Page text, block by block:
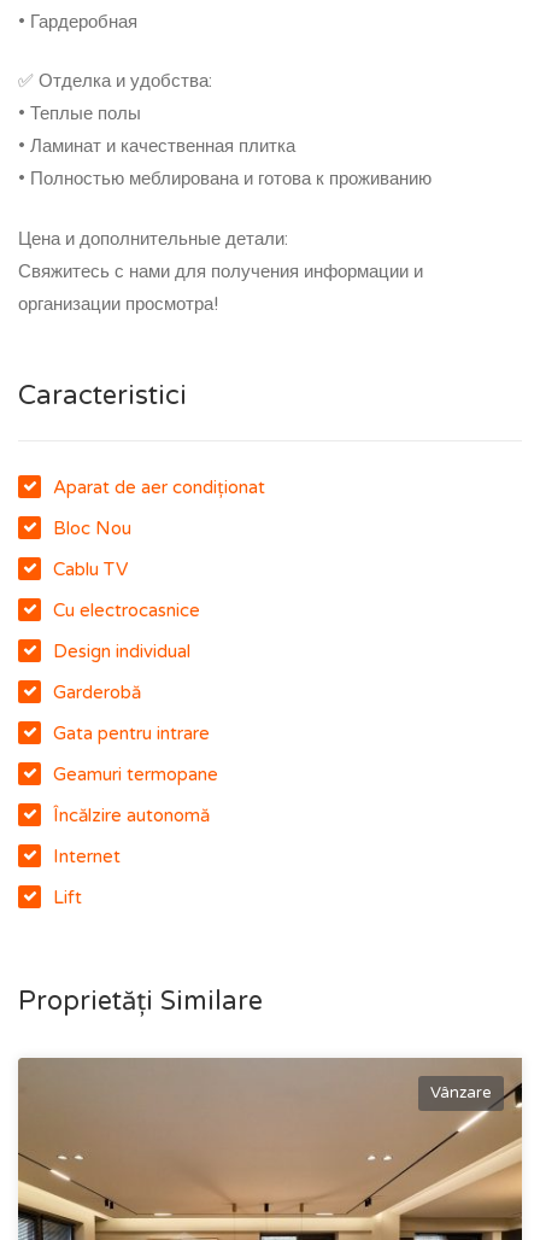
• Гардеробная
✅ Отделка и удобства:
• Теплые полы
• Ламинат и качественная плитка
• Полностью меблирована и готова к проживанию
Цена и дополнительные детали:
Свяжитесь с нами для получения информации и
организации просмотра!
Caracteristici
Aparat de aer condiționat
Bloc Nou
Cablu TV
Cu electrocasnice
Design individual
Garderobă
Gata pentru intrare
Geamuri termopane
Încălzire autonomă
Internet
Lift
Proprietăți Similare
Vânzare